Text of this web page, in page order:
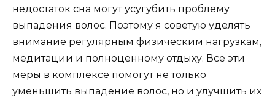
недостаток сна могут усугубить проблему
выпадения волос. Поэтому я советую уделять
внимание регулярным физическим нагрузкам,
медитации и полноценному отдыху. Все эти
меры в комплексе помогут не только
уменьшить выпадение волос, но и улучшить их